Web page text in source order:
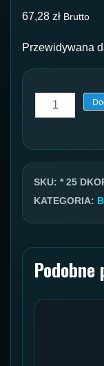
67,28 zł Brutto
Przewidywana
ilość
Końcówka
DN25
K42
SKU: * 25
KATEGORIA: